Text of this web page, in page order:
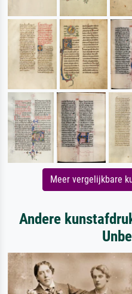
Meer vergelijkbare
Andere